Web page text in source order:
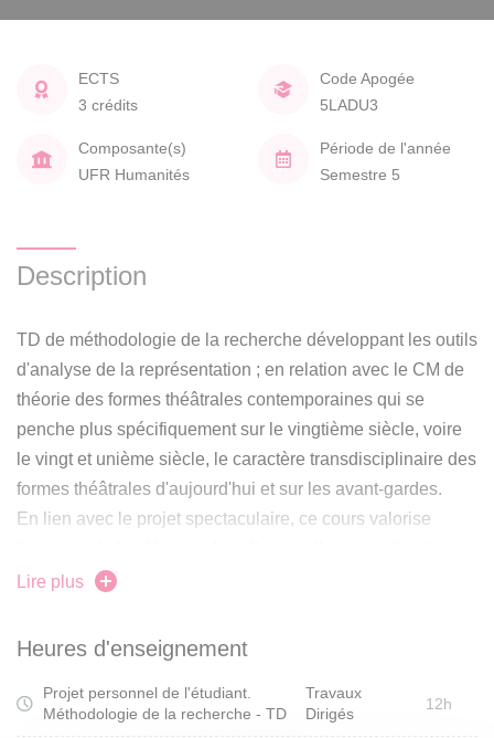
ECTS
3 crédits
Code Apogée
5LADU3
Composante(s)
UFR Humanités
Période de l'année
Semestre 5
Description
TD de méthodologie de la recherche développant les outils
d'analyse de la représentation ; en relation avec le CM de
théorie des formes théâtrales contemporaines qui se
penche plus spécifiquement sur le vingtième siècle, voire
le vingt et unième siècle, le caractère transdisciplinaire des
formes théâtrales d'aujourd'hui et sur les avant-gardes.
En lien avec le projet spectaculaire, ce cours valorise
et de structurer une question de recherche qui sera
spectaculaire. Ce cours favorise la pratique de l'écriture, de
danseurs, en s'articulant à l'actualité chorégraphique des
étudiants et à des éléments de méthodologie. Il met donc
Lire plus
Heures d'enseignement
Projet personnel de l'étudiant.
Méthodologie de la recherche - TD
Travaux
Dirigés
12h